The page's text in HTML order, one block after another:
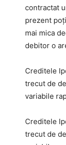
contractat
prezent
mai mica
debitor o
Creditele
trecut de
variabile
Creditele
trecut de